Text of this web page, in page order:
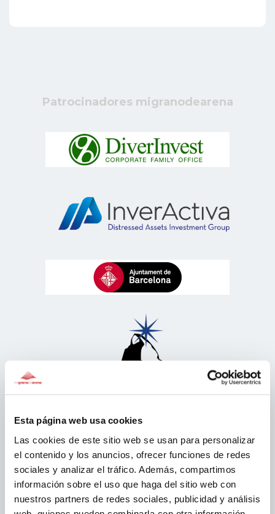
Esta página web usa cookies
Las cookies de este sitio web se usan para personalizar
el contenido y los anuncios, ofrecer funciones de redes
sociales y analizar el tráfico. Además, compartimos
información sobre el uso que haga del sitio web con
nuestros partners de redes sociales, publicidad y análisis
Patrocinadores migranodearena